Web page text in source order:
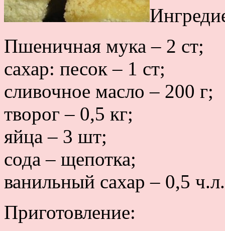
Пшеничная мука – 2 ст;
сахар: песок – 1 ст;
сливочное масло – 200 г;
творог – 0,5 кг;
яйца – 3 шт;
сода – щепотка;
ванильный сахар – 0,5 ч.л.
Приготовление: